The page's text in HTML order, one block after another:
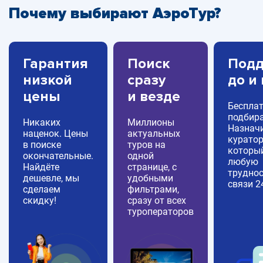
Почему выбирают АэроТур?
Гарантия
низкой
цены
Никаких
наценок. Цены
в поиске
окончательные.
Найдёте
дешевле, мы
сделаем
скидку!
Поиск
сразу
и везде
Миллионы
актуальных
туров на
одной
странице, с
удобными
фильтрами,
сразу от всех
туроператоров
до и
любую
связи